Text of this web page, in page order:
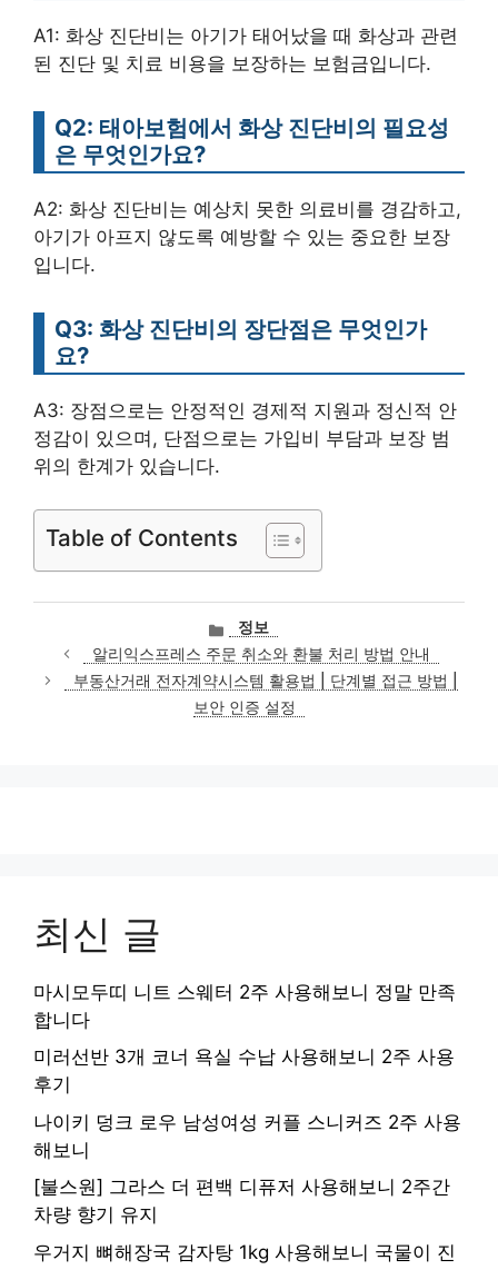
A1: 화상 진단비는 아기가 태어났을 때 화상과 관련
된 진단 및 치료 비용을 보장하는 보험금입니다.
Q2: 태아보험에서 화상 진단비의 필요성
은 무엇인가요?
A2: 화상 진단비는 예상치 못한 의료비를 경감하고,
아기가 아프지 않도록 예방할 수 있는 중요한 보장
입니다.
Q3: 화상 진단비의 장단점은 무엇인가
요?
A3: 장점으로는 안정적인 경제적 지원과 정신적 안
정감이 있으며, 단점으로는 가입비 부담과 보장 범
위의 한계가 있습니다.
Table of Contents
카
테
고
리
정보
알리익스프레스 주문 취소와 환불 처리 방법 안내
부동산거래 전자계약시스템 활용법 | 단계별 접근 방법 |
보안 인증 설정
최신 글
마시모두띠 니트 스웨터 2주 사용해보니 정말 만족
합니다
미러선반 3개 코너 욕실 수납 사용해보니 2주 사용
후기
나이키 덩크 로우 남성여성 커플 스니커즈 2주 사용
해보니
[불스원] 그라스 더 편백 디퓨저 사용해보니 2주간
차량 향기 유지
우거지 뼈해장국 감자탕 1kg 사용해보니 국물이 진